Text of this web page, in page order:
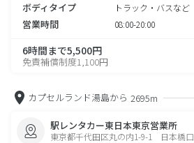
ボディタイプ トラック・バスなど
営業時間 08:00-20:00
6時間まで5,500円
免責補償制度1,100円
カプセルランド湯島から 2695m
駅レンタカー東日本東京営業所
東京都千代田区丸の内1-9-1 日本橋口